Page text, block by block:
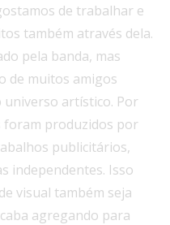
de trabalhar e
também através dela.
pela banda, mas
de muitos amigos
universo artístico. Por
foram produzidos por
publicitários,
independentes. Isso
visual também seja
agregando para